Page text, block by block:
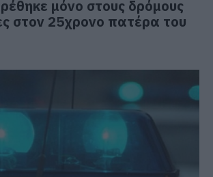
μόνο στους δρόμους
στον 25χρονο πατέρα του